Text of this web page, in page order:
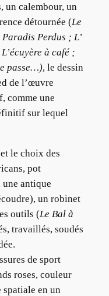
un calembour, un
détournée (Le
Perdus ; L’
à café ;
passe…), le dessin
de l’œuvre
comme une
sur lequel
le choix des
pot
une antique
un robinet
outils (Le Bal à
travaillés, soudés
de sport
roses, couleur
en un